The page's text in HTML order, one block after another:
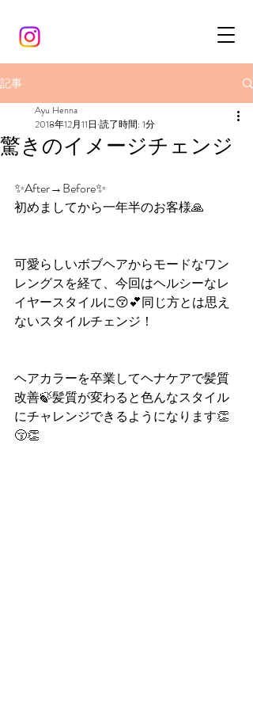
記事
驚きのイメージチェンジ
Ayu Henna
2018年12月11日 読了時間: 1分
✨After→Before✨
初めましてから一年半のお客様🙏
可愛らしいボブヘアからモードなワン
レングスを経て、今回はヘルシーなレ
イヤースタイルに😚💕同じ方とは思え
ないスタイルチェンジ！
ヘアカラーを卒業してヘナケアで髪質
改善🍃髪質が変わると色んなスタイル
にチャレンジできるようになります👏
😚👏